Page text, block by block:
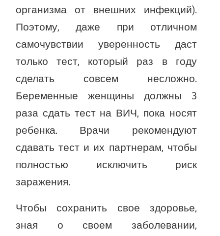
организма от внешних инфекций).
Поэтому, даже при отличном
самочувствии уверенность даст
только тест, который раз в году
сделать совсем несложно.
Беременные женщины должны 3
раза сдать тест на ВИЧ, пока носят
ребенка. Врачи рекомендуют
сдавать тест и их партнерам, чтобы
полностью исключить риск
заражения.
Чтобы сохранить свое здоровье,
зная о своем заболевании,